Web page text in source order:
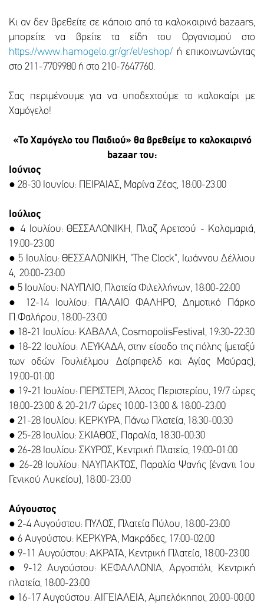
Κι αν δεν βρεθείτε σε κάποιο από τα καλοκαιρινά bazaars,
μπορείτε να βρείτε τα είδη του Οργανισμού στο
https://www.hamogelo.gr/gr/el/eshop/ ή επικοινωνώντας
στο 211-7709980 ή στο 210-7647760.
Σας περιμένουμε για να υποδεχτούμε το καλοκαίρι με
Χαμόγελο!
«Το Χαμόγελο του Παιδιού» θα βρεθείμε το καλοκαιρινό
bazaar του:
Ιούνιος
● 28-30 Ιουνίου: ΠΕΙΡΑΙΑΣ, Μαρίνα Ζέας, 18:00-23:00
Ιούλιος
● 4 Ιουλίου: ΘΕΣΣΑΛΟΝΙΚΗ, Πλαζ Αρετσού - Καλαμαριά,
19:00-23:00
● 5 Ιουλίου: ΘΕΣΣΑΛΟΝΙΚΗ, "The Clock", Ιωάννου Δέλλιου
4, 20:00-23:00
● 5 Ιουλίου: ΝΑΥΠΛΙΟ, Πλατεία Φιλελλήνων, 18:00-22:00
● 12-14 Ιουλίου: ΠΑΛΑΙΟ ΦΑΛΗΡΟ, Δημοτικό Πάρκο
Π.Φαλήρου, 18:00-23:00
● 18-21 Ιουλίου: ΚΑΒΑΛΑ, CosmopolisFestival, 19:30-22:30
● 18-22 Ιουλίου: ΛΕΥΚΑΔΑ, στην είσοδο της πόλης (μεταξύ
των οδών Γουλιέλμου Δαίρπφελδ και Αγίας Μαύρας),
19:00-01:00
● 19-21 Ιουλίου: ΠΕΡΙΣΤΕΡΙ, Άλσος Περιστερίου, 19/7 ώρες
18:00-23:00 & 20-21/7 ώρες 10:00-13:00 & 18:00-23:00
● 21-28 Ιουλίου: ΚΕΡΚΥΡΑ, Πάνω Πλατεία, 18:30-00:30
● 25-28 Ιουλίου: ΣΚΙΑΘΟΣ, Παραλία, 18:30-00:30
● 26-28 Ιουλίου: ΣΚΥΡΟΣ, Κεντρική Πλατεία, 19:00-01:00
● 26-28 Ιουλίου: ΝΑΥΠΑΚΤΟΣ, Παραλία Ψανής (έναντι 1ου
Γενικού Λυκείου), 18:00-23:00
Αύγουστος
● 2-4 Αυγούστου: ΠΥΛΟΣ, Πλατεία Πύλου, 18:00-23:00
● 6 Αυγούστου: ΚΕΡΚΥΡΑ, Μακράδες, 17:00-02:00
● 9-11 Αυγούστου: ΑΚΡΑΤΑ, Κεντρική Πλατεία, 18:00-23:00
● 9-12 Αυγούστου: ΚΕΦΑΛΛΟΝΙΑ, Αργοστόλι, Κεντρική
πλατεία, 18:00-23:00
● 16-17 Αυγούστου: ΑΙΓΕΙΑΛΕΙΑ, Αμπελόκηποι, 20:00-00:00